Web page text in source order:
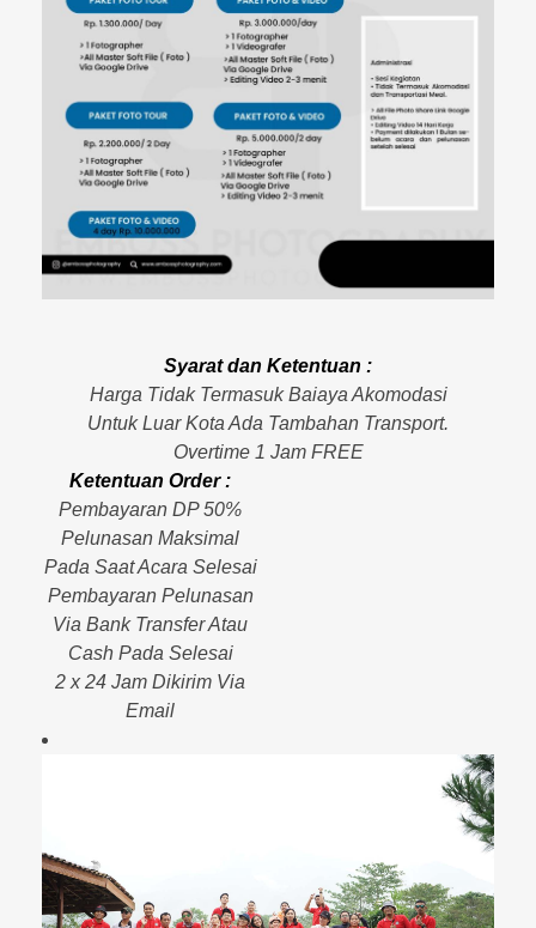
Syarat dan Ketentuan :
Harga Tidak Termasuk Baiaya Akomodasi
Untuk Luar Kota Ada Tambahan Transport.
Overtime 1 Jam FREE
Ketentuan Order :
Pembayaran DP 50%
Pelunasan Maksimal
Pada Saat Acara Selesai
Pembayaran Pelunasan
Via Bank Transfer Atau
Cash Pada Selesai
2 x 24 Jam Dikirim Via
Email